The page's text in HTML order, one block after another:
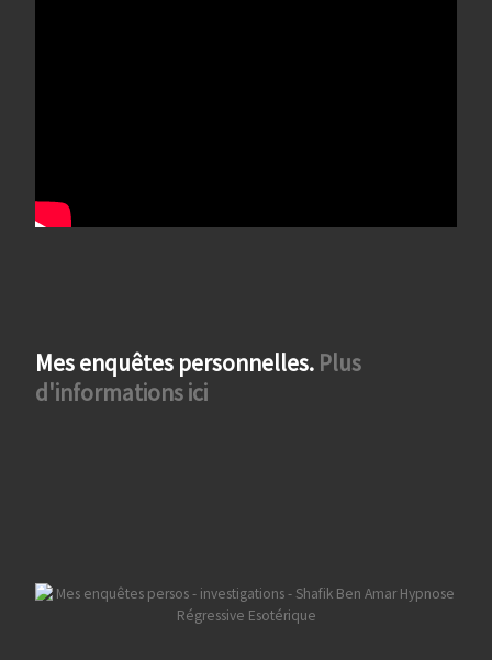
Mes enquêtes personnelles. Plus
d'informations ici